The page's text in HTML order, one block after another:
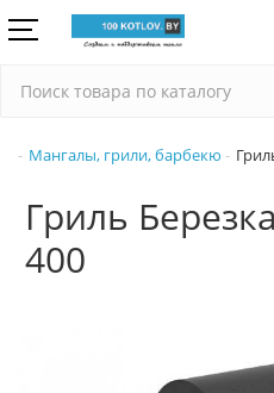
Мангалы, грили, барбекю
Гриль
400